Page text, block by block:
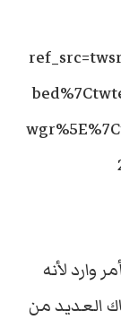
وارد لأنه
العديد من